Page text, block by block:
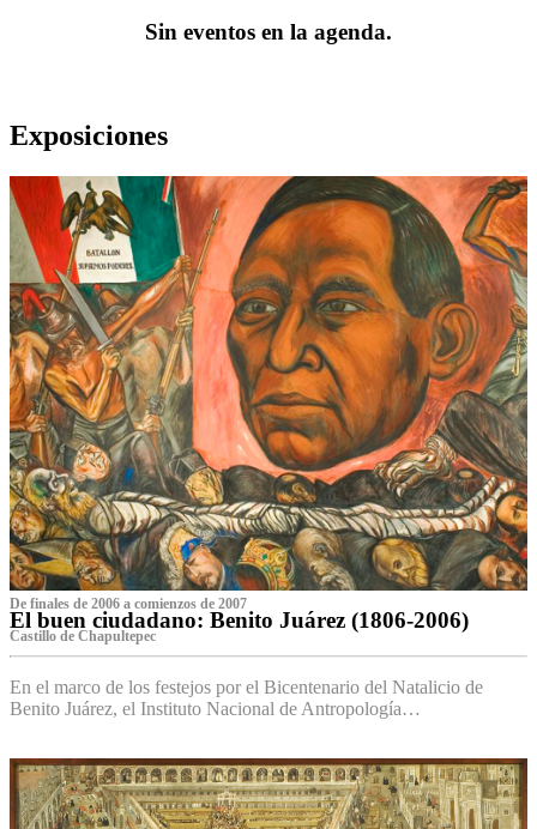
Sin eventos en la agenda.
Exposiciones
De finales de 2006 a comienzos de 2007
El buen ciudadano: Benito Juárez (1806-2006)
Castillo de Chapultepec
En el marco de los festejos por el Bicentenario del Natalicio de
Benito Juárez, el Instituto Nacional de Antropología…